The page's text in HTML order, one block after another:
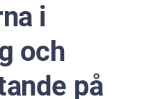
i
och
på